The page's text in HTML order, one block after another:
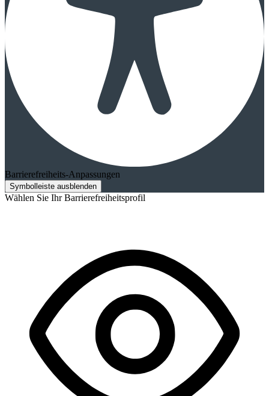
Barrierefreiheits-Anpassungen
Symbolleiste ausblenden
Wählen Sie Ihr Barrierefreiheitsprofil